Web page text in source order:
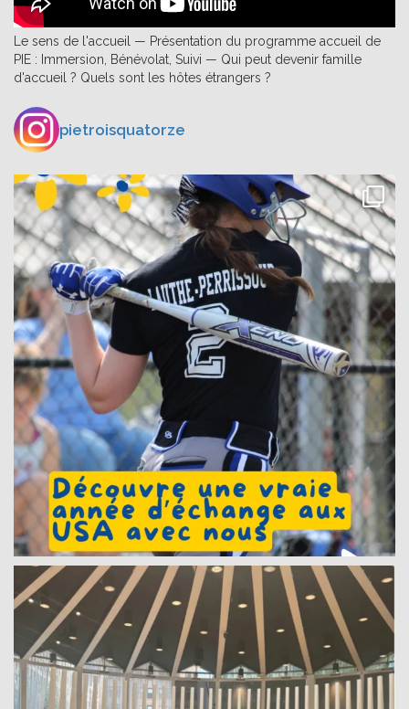
Le sens de l'accueil — Présentation du programme accueil de
PIE : Immersion, Bénévolat, Suivi — Qui peut devenir famille
d'accueil ? Quels sont les hôtes étrangers ?
pietroisquatorze